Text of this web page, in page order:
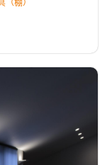
井、空間にぴった
の質感が室内に寛
（棚）